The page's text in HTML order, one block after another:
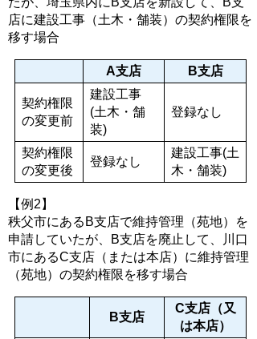
店に建設工事（土木・舗装）の契約権限を
移す場合
A支店 B支店
契約権限
の変更前
建設工事
(土木・舗
装)
登録なし
契約権限
の変更後
登録なし
建設工事(土
木・舗装)
【例2】
秩父市にあるB支店で維持管理（苑地）を
申請していたが、B支店を廃止して、川口
市にあるC支店（または本店）に維持管理
（苑地）の契約権限を移す場合
B支店
C支店（又
は本店）